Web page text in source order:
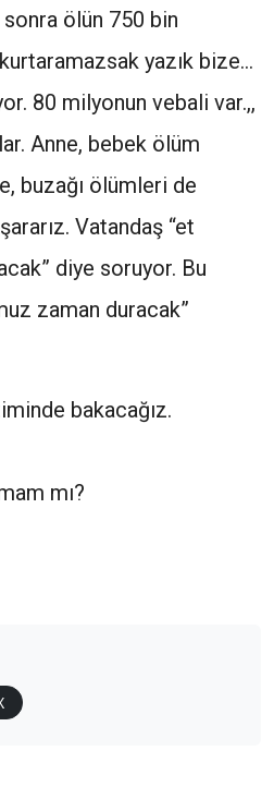
ölün 750 bin
yazık bize…
80 milyonun vebali var.,,
Anne, bebek ölüm
buzağı ölümleri de
Vatandaş “et
diye soruyor. Bu
zaman duracak”
bakacağız.
mı?